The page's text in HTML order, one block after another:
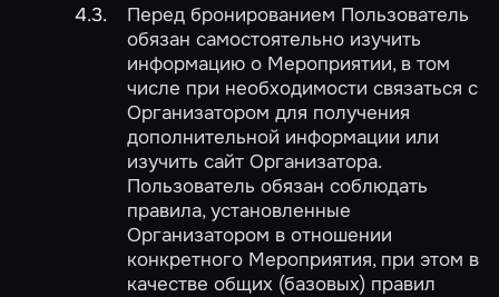
Перед бронированием Пользователь
обязан самостоятельно изучить
информацию о Мероприятии, в том
числе при необходимости связаться с
Организатором для получения
дополнительной информации или
изучить сайт Организатора.
Пользователь обязан соблюдать
правила, установленные
Организатором в отношении
конкретного Мероприятия, при этом в
качестве общих (базовых) правил